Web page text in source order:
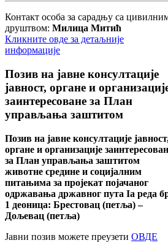
Контакт особа за сарадњу са
друштвом: Милица Митић
Кликните овде за детаљније
информације
Позив на јавне консултације
јавност, органе и
заинтересоване за План
управљања заштитом
Позив на јавне консултације
органе и организације
за План управљања заштитом
животне средине и социјалним
питањима за пројекат појачаног
одржавања државног пута Ia реда
1 деоница: Брестовац (петља) –
Дољевац (петља)
Јавни позив можете преузети ОВДЕ